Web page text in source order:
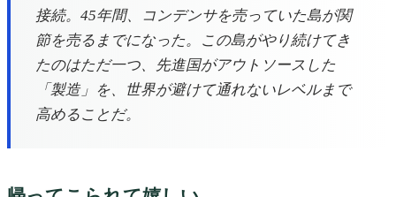
接続。45年間、コンデンサを売っていた島が関
節を売るまでになった。この島がやり続けてき
たのはただ一つ、先進国がアウトソースした
「製造」を、世界が避けて通れないレベルまで
高めることだ。